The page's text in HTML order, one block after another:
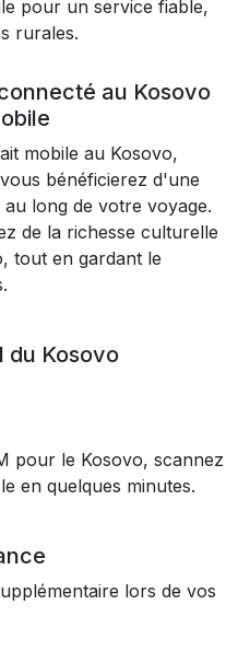
pour un service fiable,
rurales.
au Kosovo
mobile au Kosovo,
bénéficierez d'une
long de votre voyage.
de la richesse culturelle
tout en gardant le
du Kosovo
pour le Kosovo, scannez
en quelques minutes.
lors de vos